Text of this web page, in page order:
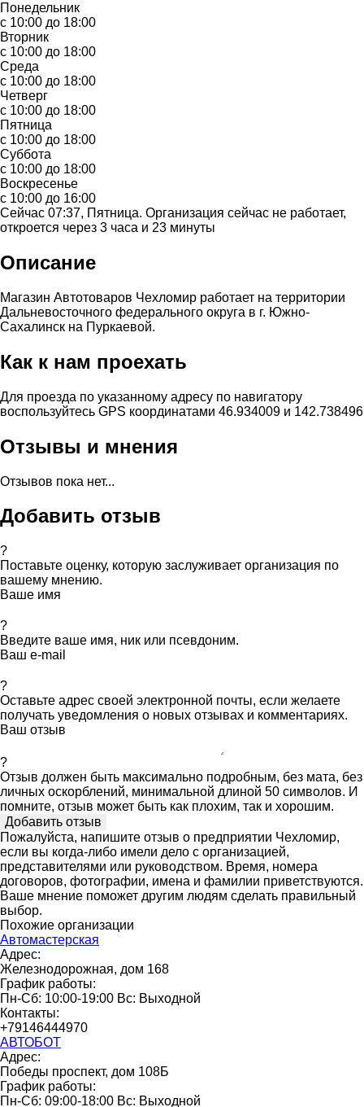
Понедельник
с 10:00 до 18:00
Вторник
с 10:00 до 18:00
Среда
с 10:00 до 18:00
Четверг
с 10:00 до 18:00
Пятница
с 10:00 до 18:00
Суббота
с 10:00 до 18:00
Воскресенье
с 10:00 до 16:00
Сейчас 07:37, Пятница. Организация сейчас не работает,
откроется через 3 часа и 23 минуты
Описание
Магазин Автотоваров Чехломир работает на территории
Дальневосточного федерального округа в г. Южно-
Сахалинск на Пуркаевой.
Как к нам проехать
Для проезда по указанному адресу по навигатору
воспользуйтесь GPS координатами 46.934009 и 142.738496
Отзывы и мнения
Отзывов пока нет...
Добавить отзыв
?
Поставьте оценку, которую заслуживает организация по
вашему мнению.
Ваше имя
?
Введите ваше имя, ник или псевдоним.
Ваш e-mail
?
Оставьте адрес своей электронной почты, если желаете
получать уведомления о новых отзывах и комментариях.
Ваш отзыв
?
Отзыв должен быть максимально подробным, без мата, без
личных оскорблений, минимальной длиной 50 символов. И
помните, отзыв может быть как плохим, так и хорошим.
Пожалуйста, напишите отзыв о предприятии Чехломир,
если вы когда-либо имели дело с организацией,
представителями или руководством. Время, номера
договоров, фотографии, имена и фамилии приветствуются.
Ваше мнение поможет другим людям сделать правильный
выбор.
Похожие организации
Автомастерская
Адрес:
Железнодорожная, дом 168
График работы:
Пн-Сб: 10:00-19:00 Вс: Выходной
Контакты:
+79146444970
АВТОБОТ
Адрес:
Победы проспект, дом 108Б
График работы:
Пн-Сб: 09:00-18:00 Вс: Выходной